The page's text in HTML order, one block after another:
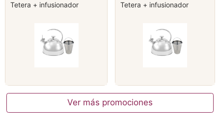
Tetera + infusionador
Tetera + infusionador
Ver más promociones